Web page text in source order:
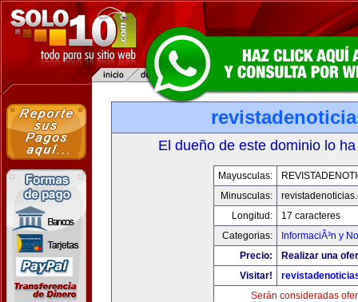
El dueño de este dominio lo
Mayusculas:
Minusculas:
Longitud:
17 caracteres
Categorias:
InformaciÃ³n y
Precio:
Realizar una
Visitar!
Serán consideradas